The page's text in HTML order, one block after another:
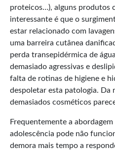
proteicos…), alguns produtos
interessante é que o
estar relacionado com
uma barreira cutânea
perda transepidérmica de
demasiado agressivas e
falta de rotinas de higiene e
despoletar esta patologia. Da
demasiados cosméticos
Frequentemente a
adolescência pode não
demora mais tempo a